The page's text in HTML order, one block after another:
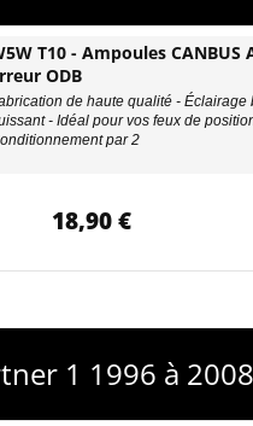
T10 - Ampoules CANBUS
ODB
de haute qualité - Éclairage
- Idéal pour vos feux de
par 2
18,90 €
1 1996 à